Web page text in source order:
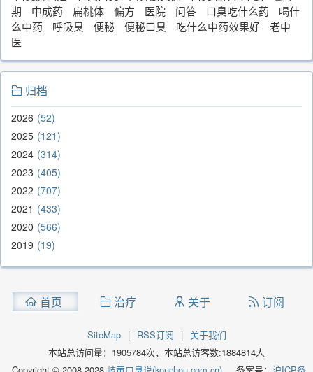
期
中成药 扁桃体 偏方 医院 问答 口臭吃什么药
喝什
么中药
呼吸臭 便秘 便秘口臭 吃什么中药效果好
老中
医
归档
2026 52
2025 121
2024 314
2023 405
2022 707
2021
433
2020 566
2019 19
首页 治疗 关于 订阅
SiteMap | RSS订阅 |
关于我们
本站总访问量： 1905784次，本站总访客数:1884814人